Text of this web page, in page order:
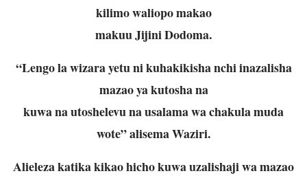
kilimo waliopo makao
makuu Jijini Dodoma.
“Lengo la wizara yetu ni kuhakikisha nchi inazalisha
mazao ya kutosha na
kuwa na utoshelevu na usalama wa chakula muda
wote” alisema Waziri.
Alieleza katika kikao hicho kuwa uzalishaji wa mazao